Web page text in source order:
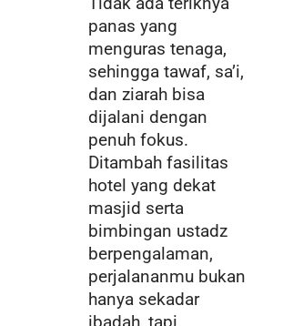
panas yang
menguras tenaga,
sehingga tawaf, sa’i,
dan ziarah bisa
dijalani dengan
penuh fokus.
Ditambah fasilitas
hotel yang dekat
masjid serta
bimbingan ustadz
berpengalaman,
perjalananmu bukan
hanya sekadar